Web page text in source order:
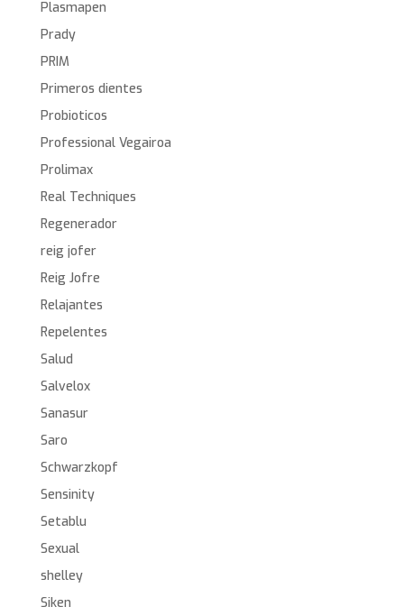
Plasmapen
Prady
PRIM
Primeros dientes
Probioticos
Professional Vegairoa
Prolimax
Real Techniques
Regenerador
reig jofer
Reig Jofre
Relajantes
Repelentes
Salud
Salvelox
Sanasur
Saro
Schwarzkopf
Sensinity
Setablu
Sexual
shelley
Siken